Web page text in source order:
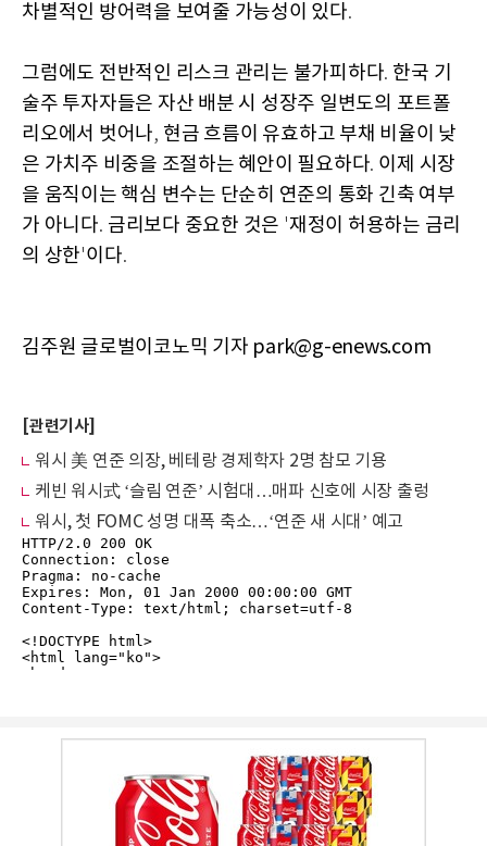
차별적인 방어력을 보여줄 가능성이 있다.
그럼에도 전반적인 리스크 관리는 불가피하다. 한국 기
술주 투자자들은 자산 배분 시 성장주 일변도의 포트폴
리오에서 벗어나, 현금 흐름이 유효하고 부채 비율이 낮
은 가치주 비중을 조절하는 혜안이 필요하다. 이제 시장
을 움직이는 핵심 변수는 단순히 연준의 통화 긴축 여부
가 아니다. 금리보다 중요한 것은 '재정이 허용하는 금리
의 상한'이다.
김주원 글로벌이코노믹 기자 park@g-enews.com
[관련기사]
워시 美 연준 의장, 베테랑 경제학자 2명 참모 기용
케빈 워시式 ‘슬림 연준’ 시험대…매파 신호에 시장 출렁
워시, 첫 FOMC 성명 대폭 축소…‘연준 새 시대’ 예고